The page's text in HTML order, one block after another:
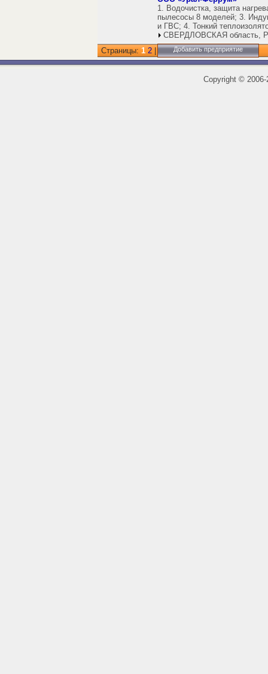
1. Водочистка, защита
пылесосы 8 моделей; 3.
и ГВС; 4. Тонкий
СВЕРДЛОВСКАЯ область,
Страницы: 1 2 Добавить предприятие
Copyright ©